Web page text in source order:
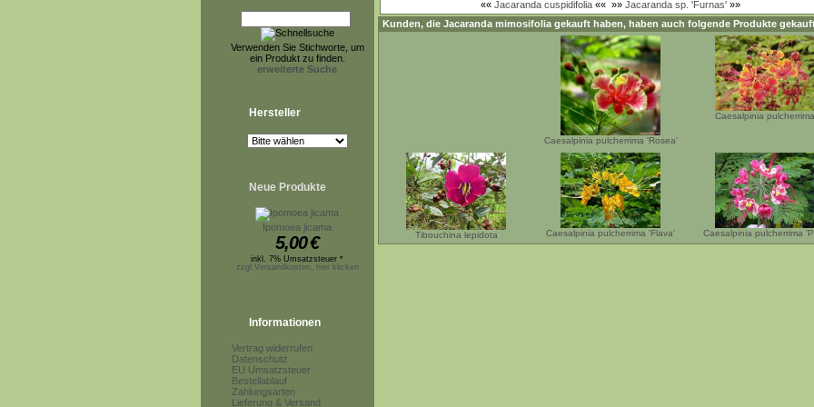
Verwenden Sie Stichworte, um
ein Produkt zu finden.
erweiterte Suche
Hersteller
Neue Produkte
Ipomoea jicama
5,00€
inkl. 7% Umsatzsteuer *
zzgl.Versandkosten, hier klicken
Informationen
Vertrag widerrufen
Datenschutz
EU Umsatzsteuer
Bestellablauf
Zahlungsarten
Lieferung & Versand
«« Jacaranda cuspidifolia «« »» Jacaranda sp. 'Furnas' »»
Kunden, die Jacaranda mimosifolia gekauft haben, haben auch folgende Produkte
Caesalpinia pulcherrima 'Rosea'
Caesalpinia pulcherrima
Tibouchina lepidota Caesalpinia pulcherrima 'Flava' Caesalpinia pulcherrima